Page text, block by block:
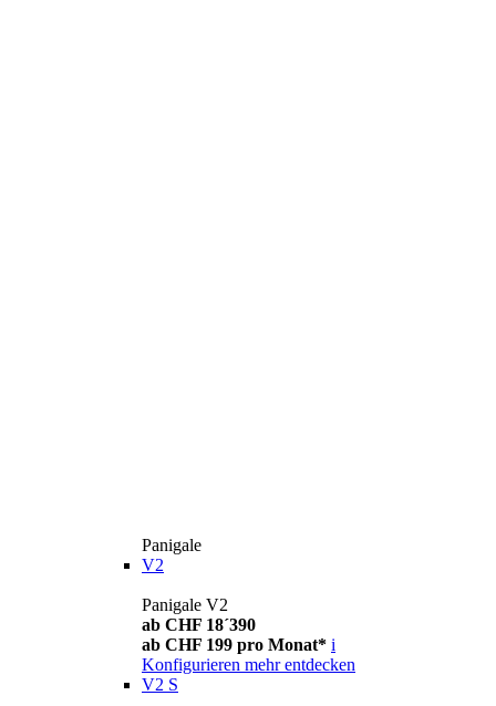
Panigale
V2
Panigale V2
ab CHF 18´390
ab CHF 199 pro Monat* i
Konfigurieren mehr entdecken
V2 S